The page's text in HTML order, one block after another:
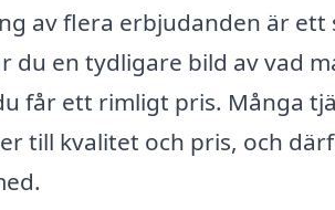
av flera erbjudanden är
du en tydligare bild av vad
får ett rimligt pris. Många
till kvalitet och pris, och